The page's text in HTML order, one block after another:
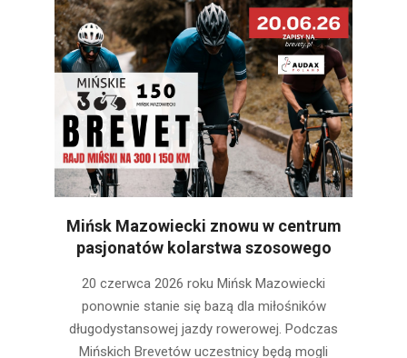
Mińsk Mazowiecki znowu w centrum
pasjonatów kolarstwa szosowego
20 czerwca 2026 roku Mińsk Mazowiecki
ponownie stanie się bazą dla miłośników
długodystansowej jazdy rowerowej. Podczas
Mińskich Brevetów uczestnicy będą mogli